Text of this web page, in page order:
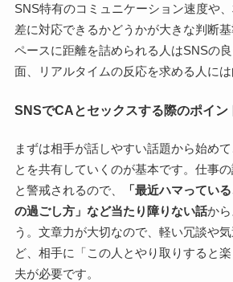
SNS特有のコミュニケーション速度や
差に対応できるかどうかが大きな判断
ペースに距離を詰められる人はSNSの
面、リアルタイムの反応を求める人には
SNSでCAとセックスする際のポイン
まずは相手が話しやすい話題から始め
とを共有していくのが基本です。仕事
と警戒されるので、
「最近ハマってい
の過ごし方」など当たり障りない話か
う。文章力が大切なので、軽い冗談や
ど、相手に「この人とやり取りすると
夫が必要です。